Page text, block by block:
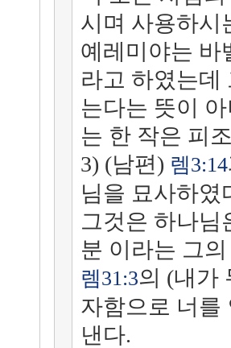
시며 사용하시
예레미야는 바
라고 하였는데
는다는 뜻이
는 한 작은 피
3) (남편) 렘3:14
님을 묘사하였
그것은 하나님
분 이라는 그
렘31:3의 (내가
자함으로 너를
낸다.